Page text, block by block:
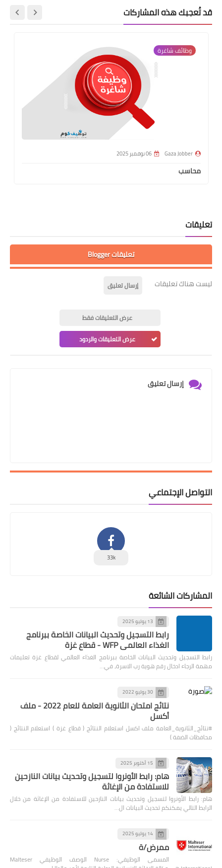
قد تُعجبك هذه المشاركات
وظائف شاغرة
Gaza Jobber 06 نوفمبر 2025
محاسب
تعليقات
تعليقات Blogger
ليست هناك تعليقات إرسال تعليق
عرض التعليقات فقط
عرض التعليقات والردود
إرسال تعليق
التواصل الإجتماعي
33k
المشاركات الشائعة
13 يوليو 2025
رابط التسجيل وتحديث البيانات الخاصة ببرنامج
الغذاء العالمي WFP - قطاع غزة
رابط التسجيل وتحديث البيانات الخاصة ببرنامج الغذاء العالمي لقطاع غزة تعليمات
مهمة الرجاء ادخال رقم هوية رب الاسرة، في…
30 يوليو 2022
نتائج امتحان الثانوية العامة للعام 2022 - ملف
أكسل
#نتائج_الثانوية_العامة ملف اكسل استعلام النتائج ( قطاع غزة ) استعلام النتائج (
محافظات الضفة )
15 أكتوبر 2025
هام: رابط الأونروا لتسجيل وتحديث بيانات النازحين
للاستفادة من الإغاثة
هام: رابط الأونروا لتسجيل وتحديث بيانات النازحين للاستفادة من الإغاثة من خلال
الرابط التالي يمكنكم تحديث البيانات ال…
14 يوليو 2025
ممرض/ة
المسمى الوظيفي: Nurse الوصف الوظيفي Malteser